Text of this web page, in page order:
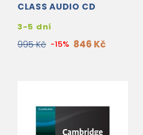
CLASS AUDIO CD
3-5 dní
995 Kč -15% 846 Kč